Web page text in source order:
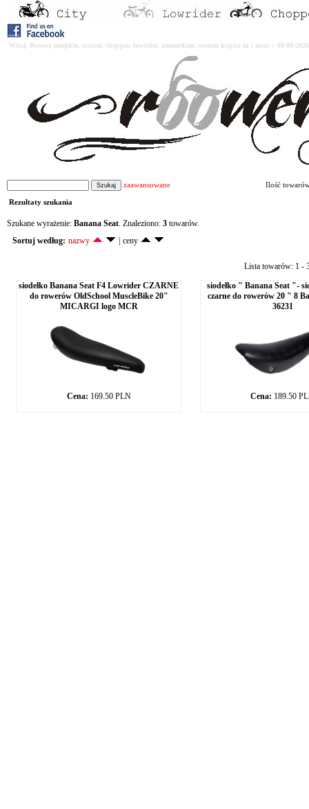
Witaj. Rowery miejskie, cruiser, chopper, lowrider, amsterdam, custom kupisz tu i teraz : 08-08-
zaawansowane Ilość
Rezultaty szukania
Szukane wyrażenie: Banana Seat. Znaleziono: 3 towarów.
Sortuj według: nazwy ceny
Lista towarów: 1 -
siodełko Banana Seat F4 Lowrider CZARNE
do rowerów OldSchool MuscleBike 20"
MICARGI logo MCR
Cena: 169.50 PLN
siodełko " Banana Seat "-
czarne do rowerów 20 " 8
36231
Cena: 189.50